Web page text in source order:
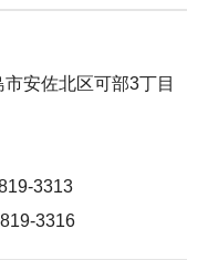
市安佐北区可部3丁目
3313
3316